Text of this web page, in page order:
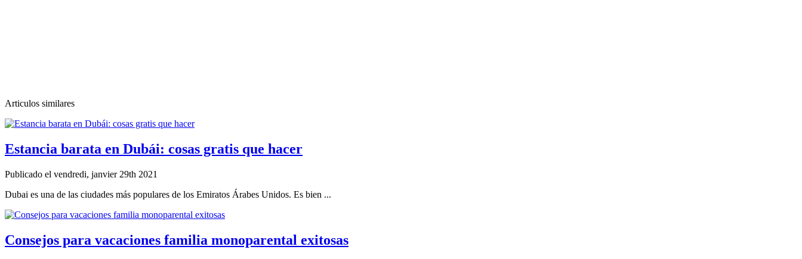
Articulos similares
Estancia barata en Dubái: cosas gratis que hacer
Publicado el vendredi, janvier 29th 2021
Dubai es una de las ciudades más populares de los Emiratos Árabes Unidos. Es bien ...
Consejos para vacaciones familia monoparental exitosas